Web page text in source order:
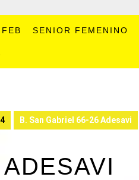
SENIOR FEMENINO
B. San Gabriel 66-26 Adesavi